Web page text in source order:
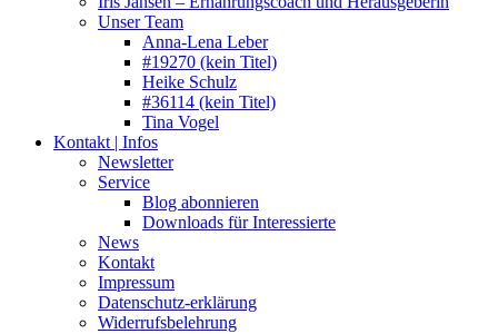
Unser Team
Anna-Lena Leber
#19270 (kein Titel)
Heike Schulz
#36114 (kein Titel)
Tina Vogel
Kontakt | Infos
Newsletter
Service
Blog abonnieren
Downloads für Interessierte
News
Kontakt
Impressum
Datenschutz-erklärung
Widerrufsbelehrung